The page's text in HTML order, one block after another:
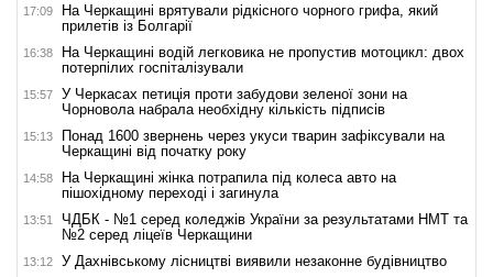
17:09
На Черкащині врятували рідкісного чорного грифа, який
прилетів із Болгарії
16:38
На Черкащині водій легковика не пропустив мотоцикл: двох
потерпілих госпіталізували
15:57
У Черкасах петиція проти забудови зеленої зони на
Чорновола набрала необхідну кількість підписів
15:13
Понад 1600 звернень через укуси тварин зафіксували на
Черкащині від початку року
14:58
На Черкащині жінка потрапила під колеса авто на
пішохідному переході і загинула
13:51
ЧДБК - №1 серед коледжів України за результатами НМТ та
№2 серед ліцеїв Черкащини
13:12 У Дахнівському лісництві виявили незаконне будівництво